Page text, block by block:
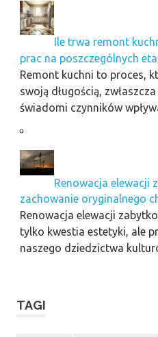
Ile trwa remont
prac na poszczególnych
Remont kuchni to proces,
swoją długością,
świadomi czynników
Renowacja elewacji
zachowanie oryginalnego
Renowacja elewacji
tylko kwestia estetyki, ale
naszego dziedzictwa
TAGI